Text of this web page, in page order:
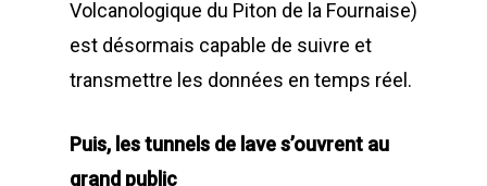
Volcanologique du Piton de la Fournaise)
est désormais capable de suivre et
transmettre les données en temps réel.
Puis, les tunnels de lave s’ouvrent au
grand public